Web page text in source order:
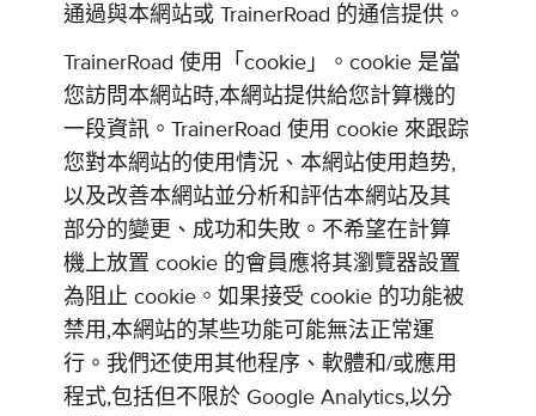
通過與本網站或 TrainerRoad 的通信提供。
TrainerRoad 使用「cookie」。cookie 是當
您訪問本網站時,本網站提供給您計算機的
一段資訊。TrainerRoad 使用 cookie 來跟踪
您對本網站的使用情況、本網站使用趋势,
以及改善本網站並分析和評估本網站及其
部分的變更、成功和失敗。不希望在計算
機上放置 cookie 的會員應将其瀏覽器設置
為阻止 cookie。如果接受 cookie 的功能被
禁用,本網站的某些功能可能無法正常運
行。我們还使用其他程序、軟體和/或應用
程式,包括但不限於 Google Analytics,以分